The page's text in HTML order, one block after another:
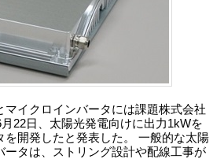
マイクロインバータには課題株式会社
22日、太陽光発電向けに出力1kWを
を開発したと発表した。 一般的な太陽
ータは、ストリング設計や配線工事が